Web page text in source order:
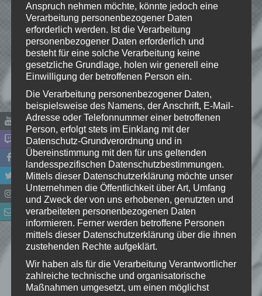
Spieltitel:
Dungeon Keeper
Entwickler:
Bullfrog Productions
Publisher:
Electronic Arts
Genre:
Echtzeit-Strategiespiel, Göttersimulation
Plattformen:
PC (MS-DOS, Windows)
Release:
1997
INFORMATIONEN
Anspruch nehmen möchte, könnte jedoch eine
Verarbeitung personenbezogener Daten
erforderlich werden. Ist die Verarbeitung
personenbezogener Daten erforderlich und
besteht für eine solche Verarbeitung keine
gesetzliche Grundlage, holen wir generell eine
Einwilligung der betroffenen Person ein.
Die Verarbeitung personenbezogener Daten,
beispielsweise des Namens, der Anschrift, E-Mail-
Adresse oder Telefonnummer einer betroffenen
Person, erfolgt stets im Einklang mit der
Datenschutz-Grundverordnung und in
Übereinstimmung mit den für uns geltenden
landesspezifischen Datenschutzbestimmungen.
Mittels dieser Datenschutzerklärung möchte unser
Unternehmen die Öffentlichkeit über Art, Umfang
und Zweck der von uns erhobenen, genutzten und
verarbeiteten personenbezogenen Daten
informieren. Ferner werden betroffene Personen
mittels dieser Datenschutzerklärung über die ihnen
zustehenden Rechte aufgeklärt.
Wir haben als für die Verarbeitung Verantwortlicher
zahlreiche technische und organisatorische
Maßnahmen umgesetzt, um einen möglichst